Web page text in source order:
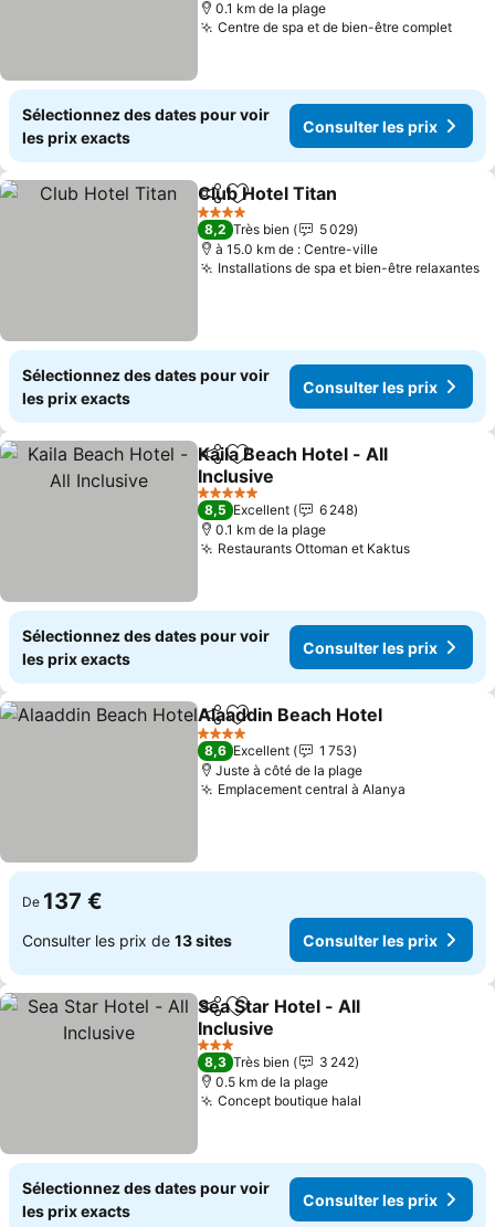
0.1 km de la plage
Centre de spa et de bien-être complet
Sélectionnez des dates pour voir
les prix exacts
Consulter les prix
PartagerAjouter à mes favoris
Club Hotel Titan
4 Étoiles
8,2 Très bien
5 029
à 15.0 km de : Centre-ville
Installations de spa et bien-être relaxantes
Sélectionnez des dates pour voir
les prix exacts
Consulter les prix
PartagerAjouter à mes favoris
Kaila Beach Hotel - All
Inclusive
Consulter les prix
5 Étoiles
8,5 Excellent
6 248
0.1 km de la plage
Restaurants Ottoman et Kaktus
Sélectionnez des dates pour voir
les prix exacts
Consulter les prix
PartagerAjouter à mes favoris
Alaaddin Beach Hotel
4 Étoiles
8,6 Excellent
1 753
Juste à côté de la plage
Emplacement central à Alanya
De 137 €
Consulter les prix de 13 sites Consulter les prix
PartagerAjouter à mes favoris
Sea Star Hotel - All
Inclusive
Consulter les prix
3 Étoiles
8,3 Très bien
3 242
0.5 km de la plage
Concept boutique halal
Sélectionnez des dates pour voir
les prix exacts
Consulter les prix